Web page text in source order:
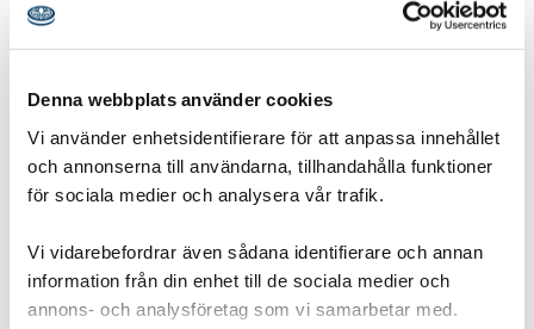
Denna webbplats använder cookies
Vi använder enhetsidentifierare för att anpassa innehållet
och annonserna till användarna, tillhandahålla funktioner
för sociala medier och analysera vår trafik.
Vi vidarebefordrar även sådana identifierare och annan
information från din enhet till de sociala medier och
annons- och analysföretag som vi samarbetar med.
Hajkbomb
Öva eldning genom att laga en smaskig lunch eller
middag på glöd. Krävs en ordentlig brasa så
scouterna får öva ordentligt på att hitta ved och
såga/hugga.
Gruppstorlek: 1-8 pers
8-15 pers
Åldersgrupp: 10-12 år Upptäckarscout,12-15 år